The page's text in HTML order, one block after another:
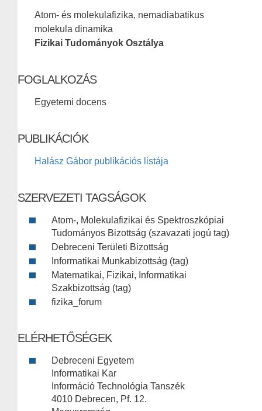
Atom- és molekulafizika, nemadiabatikus
molekula dinamika
Fizikai Tudományok Osztálya
FOGLALKOZÁS
Egyetemi docens
PUBLIKÁCIÓK
Halász Gábor publikációs listája
SZERVEZETI TAGSÁGOK
Atom-, Molekulafizikai és Spektroszkópiai
Tudományos Bizottság (szavazati jogú tag)
Debreceni Területi Bizottság
Informatikai Munkabizottság (tag)
Matematikai, Fizikai, Informatikai
Szakbizottság (tag)
fizika_forum
ELÉRHETŐSÉGEK
Debreceni Egyetem
Informatikai Kar
Információ Technológia Tanszék
4010 Debrecen, Pf. 12.